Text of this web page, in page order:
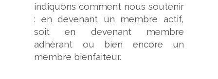
indiquons comment nous soutenir
: en devenant un membre actif,
soit en devenant membre
adhérant ou bien encore un
membre bienfaiteur.